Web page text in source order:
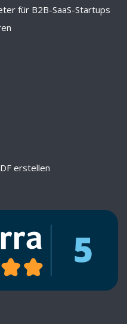
für B2B-SaaS-Startups
erstellen